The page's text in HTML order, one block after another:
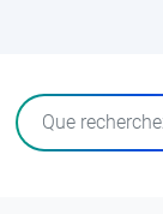
Rechercher